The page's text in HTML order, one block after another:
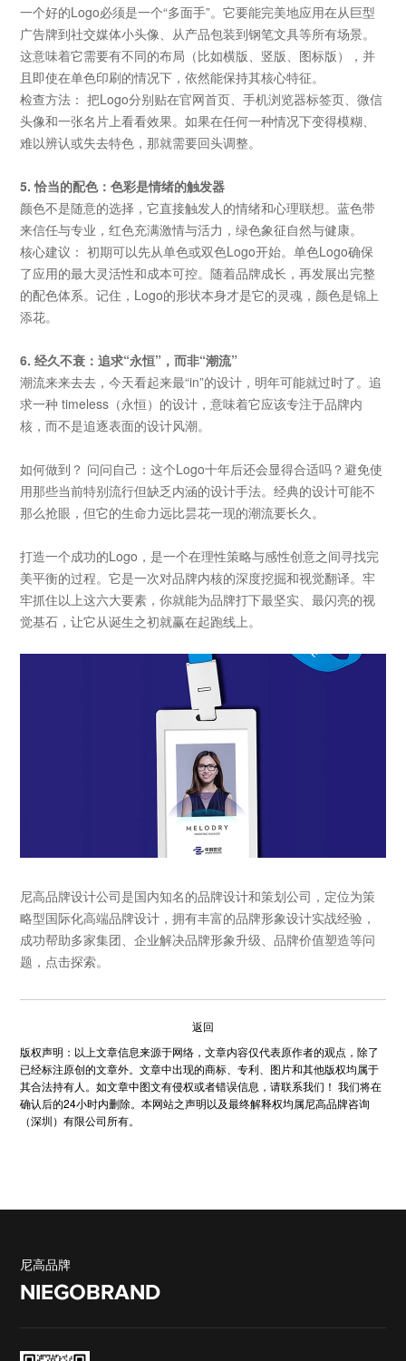
一个好的Logo必须是一个“多面手”。它要能完美地应用在从巨型
广告牌到社交媒体小头像、从产品包装到钢笔文具等所有场景。
这意味着它需要有不同的布局（比如横版、竖版、图标版），并
且即使在单色印刷的情况下，依然能保持其核心特征。
检查方法： 把Logo分别贴在官网首页、手机浏览器标签页、微信
头像和一张名片上看看效果。如果在任何一种情况下变得模糊、
难以辨认或失去特色，那就需要回头调整。
5. 恰当的配色：色彩是情绪的触发器
颜色不是随意的选择，它直接触发人的情绪和心理联想。蓝色带
来信任与专业，红色充满激情与活力，绿色象征自然与健康。
核心建议： 初期可以先从单色或双色Logo开始。单色Logo确保
了应用的最大灵活性和成本可控。随着品牌成长，再发展出完整
的配色体系。记住，Logo的形状本身才是它的灵魂，颜色是锦上
添花。
6. 经久不衰：追求“永恒”，而非“潮流”
潮流来来去去，今天看起来最“in”的设计，明年可能就过时了。追
求一种 timeless（永恒）的设计，意味着它应该专注于品牌内
核，而不是追逐表面的设计风潮。
如何做到？ 问问自己：这个Logo十年后还会显得合适吗？避免使
用那些当前特别流行但缺乏内涵的设计手法。经典的设计可能不
那么抢眼，但它的生命力远比昙花一现的潮流要长久。
打造一个成功的Logo，是一个在理性策略与感性创意之间寻找完
美平衡的过程。它是一次对品牌内核的深度挖掘和视觉翻译。牢
牢抓住以上这六大要素，你就能为品牌打下最坚实、最闪亮的视
觉基石，让它从诞生之初就赢在起跑线上。
尼高品牌设计公司是国内知名的品牌设计和策划公司 ，定位为策
略型国际化高端品牌设计，拥有丰富的品牌形象设计实战经验，
成功帮助多家集团、企业解决品牌形象升级、品牌价值塑造等问
题，点击探索。
返回
版权声明：以上文章信息来源于网络，文章内容仅代表原作者的观点，除了
已经标注原创的文章外。文章中出现的商标、专利、图片和其他版权均属于
其合法持有人。如文章中图文有侵权或者错误信息，请联系我们！ 我们将在
确认后的24小时内删除。本网站之声明以及最终解释权均属尼高品牌咨询
（深圳）有限公司所有。
尼高品牌
NIEGOBRAND